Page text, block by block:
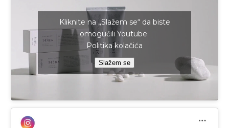
Kliknite na „Slažem se“ da biste
omogućili Youtube
Politika kolačića
Slažem se